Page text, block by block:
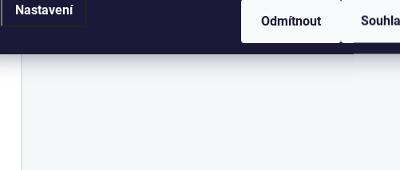
Nastavení
Odmítnout